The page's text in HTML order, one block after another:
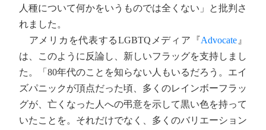
人種について何かをいうものでは全くない」と批判さ
れました。
アメリカを代表するLGBTQメディア『Advocate 』
は、このように反論し、新しいフラッグを支持しまし
た。「80年代のことを知らない人もいるだろう。エイ
ズパニックが頂点だった頃、多くのレインボーフラッ
グが、亡くなった人への弔意を示して黒い色を持って
いたことを。それだけでなく、多くのバリエーション